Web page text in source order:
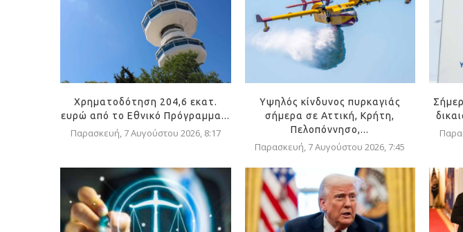
Χρηματοδότηση 204,6 εκατ.
ευρώ από το Εθνικό Πρόγραμμα...
Παρασκευή, 7 Αυγούστου 2026, 8:17
Υψηλός κίνδυνος πυρκαγιάς
σήμερα σε Αττική, Κρήτη,
Πελοπόννησο,...
Παρασκευή, 7 Αυγούστου 2026, 7:45